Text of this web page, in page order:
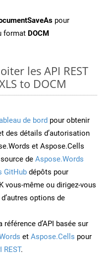
pour
format DOCM
les API REST
to DOCM
de bord pour obtenir
des détails d’autorisation
et Aspose.Cells
de Aspose.Words
GitHub dépôts pour
vous-même ou dirigez-vous
options de
d’API basée sur
et Aspose.Cells pour
REST.